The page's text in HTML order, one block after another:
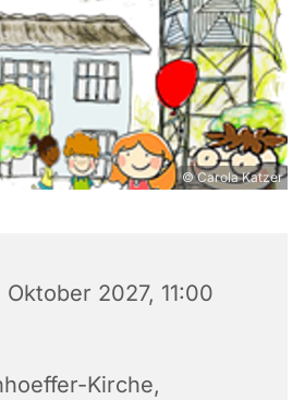
© Carola Katzer
Oktober 2027, 11:00
Kirche,